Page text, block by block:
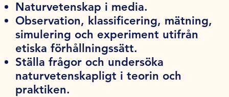
Naturvetenskap i media.
Observation, klassificering, mätning,
simulering och experiment utifrån
etiska förhållningssätt.
Ställa frågor och undersöka
naturvetenskapligt i teorin och
praktiken.